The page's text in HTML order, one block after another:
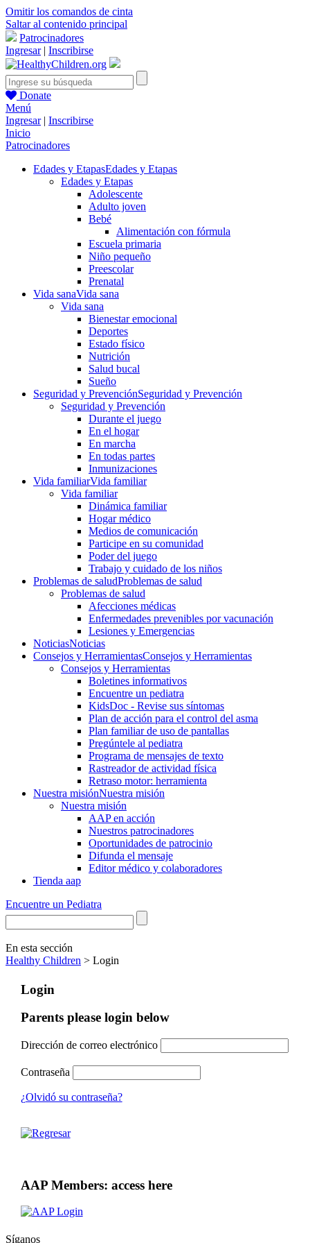
Omitir los comandos de cinta
Saltar al contenido principal
Patrocinadores
Ingresar| Inscribirse
Donate
Menú
Ingresar| Inscribirse
Inicio
Patrocinadores
Edades y EtapasEdades y Etapas
Edades y Etapas
Adolescente
Adulto joven
Bebé
Alimentación con fórmula
Escuela primaria
Niño pequeño
Preescolar
Prenatal
Vida sanaVida sana
Vida sana
Bienestar emocional
Deportes
Estado físico
Nutrición
Salud bucal
Sueño
Seguridad y PrevenciónSeguridad y Prevención
Seguridad y Prevención
Durante el juego
En el hogar
En marcha
En todas partes
Inmunizaciones
Vida familiarVida familiar
Vida familiar
Dinámica familiar
Hogar médico
Medios de comunicación
Participe en su comunidad
Poder del juego
Trabajo y cuidado de los niños
Problemas de saludProblemas de salud
Problemas de salud
Afecciones médicas
Enfermedades prevenibles por vacunación
Lesiones y Emergencias
NoticiasNoticias
Consejos y HerramientasConsejos y Herramientas
Consejos y Herramientas
Boletines informativos
Encuentre un pediatra
KidsDoc - Revise sus síntomas
Plan de acción para el control del asma
Plan familiar de uso de pantallas
Pregúntele al pediatra
Programa de mensajes de texto
Rastre​​ador de activida​d física
Retraso motor: herramienta
Nuestra misiónNuestra misión
Nuestra misión
AAP en acción
Nuestros patrocinadores
Oportunidades de patrocinio
Difunda el mensaje
Editor médico y colaboradores
Tienda aap
Encuentre un Pediatra
En esta sección
Healthy Children > Login
Login
Parents please login below
Dirección de correo electrónico
Contraseña
¿Olvidó su contraseña?
AAP Members: access here
Síganos